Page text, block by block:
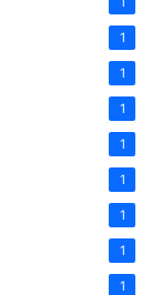
1
1
1
1
1
1
1
1